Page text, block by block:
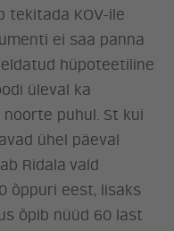
tekitada KOV-ile
ei saa panna
hüpoteetiline
üleval ka
puhul. St kui
ühel päeval
Ridala vald
õppuri eest, lisaks
õpib nüüd 60 last